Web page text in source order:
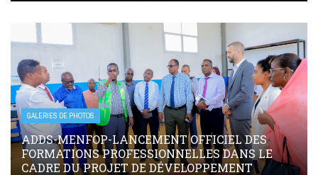
GALERIES DE PHOTOS
ADDS-MENFOP-LANCEMENT OFFICIEL DES
FORMATIONS PROFESSIONNELLES DANS LE
CADRE DU PROJET DE DÉVELOPPEMENT